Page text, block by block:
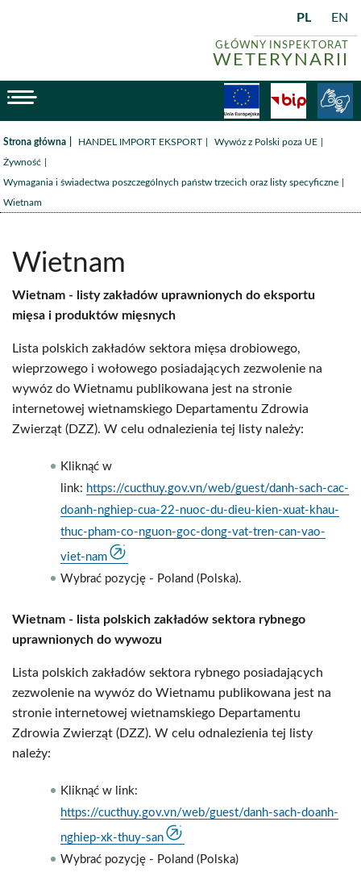
GŁÓWNY INSPEKTORAT
WETERYNARII
PL EN
BiP
Strona główna /HANDEL IMPORT EKSPORT /Wywóz z Polski poza UE
Żywność
Wymagania i świadectwa poszczególnych państw trzecich oraz listy specyficzne
Wietnam
Wietnam
Wietnam - listy zakładów uprawnionych do eksportu
mięsa i produktów mięsnych
Lista polskich zakładów sektora mięsa drobiowego,
wieprzowego i wołowego posiadających zezwolenie na
wywóz do Wietnamu publikowana jest na stronie
internetowej wietnamskiego Departamentu Zdrowia
Zwierząt (DZZ). W celu odnalezienia tej listy należy:
Kliknąć w
link: https://cucthuy.gov.vn/web/guest/danh-sach-cac-
doanh-nghiep-cua-22-nuoc-du-dieu-kien-xuat-khau-
thuc-pham-co-nguon-goc-dong-vat-tren-can-vao-
viet-nam
Wybrać pozycję - Poland (Polska).
Wietnam - lista polskich zakładów sektora rybnego
uprawnionych do wywozu
Lista polskich zakładów sektora rybnego posiadających
zezwolenie na wywóz do Wietnamu publikowana jest na
stronie internetowej wietnamskiego Departamentu
Zdrowia Zwierząt (DZZ). W celu odnalezienia tej listy
należy:
Kliknąć w link:
https://cucthuy.gov.vn/web/guest/danh-sach-doanh-
nghiep-xk-thuy-san
Wybrać pozycję - Poland (Polska)